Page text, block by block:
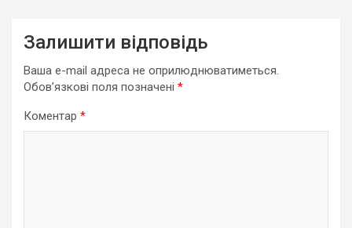
Залишити відповідь
Ваша e-mail адреса не оприлюднюватиметься.
Обов’язкові поля позначені *
Коментар *